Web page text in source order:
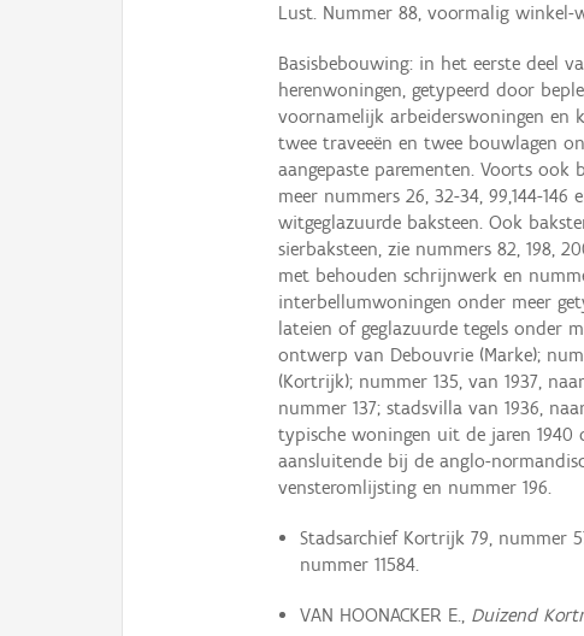
Lust. Nummer 88, voormalig
Basisbebouwing: in het eerste deel
herenwoningen, getypeerd door
voornamelijk arbeiderswoningen en
twee traveeën en twee bouwlagen
aangepaste parementen. Voorts ook
meer nummers 26, 32-34, 99,144-
witgeglazuurde baksteen. Ook
sierbaksteen, zie nummers 82, 198,
met behouden schrijnwerk en
interbellumwoningen onder meer
lateien of geglazuurde tegels onder
ontwerp van Debouvrie (Marke);
(Kortrijk); nummer 135, van 1937,
nummer 137; stadsvilla van 1936,
typische woningen uit de jaren 1940
aansluitende bij de anglo-
vensteromlijsting en nummer 196.
Stadsarchief Kortrijk 79, nummer
nummer 11584.
VAN HOONACKER E., Duizend